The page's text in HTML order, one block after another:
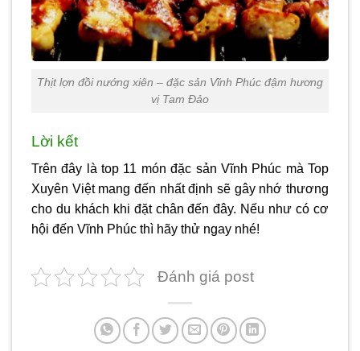
Thịt lợn đồi nướng xiên – đặc sản Vĩnh Phúc đậm hương
vị Tam Đảo
Lời kết
Trên đây là top 11 mónđặc sản Vĩnh Phúc mà Top
Xuyên Việt mang đến nhất định sẽ gây nhớ thương
cho du khách khi đặt chân đến đây. Nếu như có cơ
hội đến Vĩnh Phúc thì hãy thử ngay nhé!
Đánh giá post